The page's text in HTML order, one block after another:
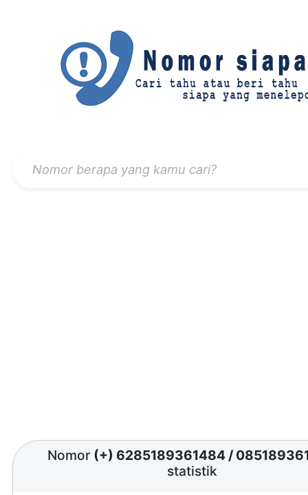
Nomor (+) 6285189361484 /
statistik